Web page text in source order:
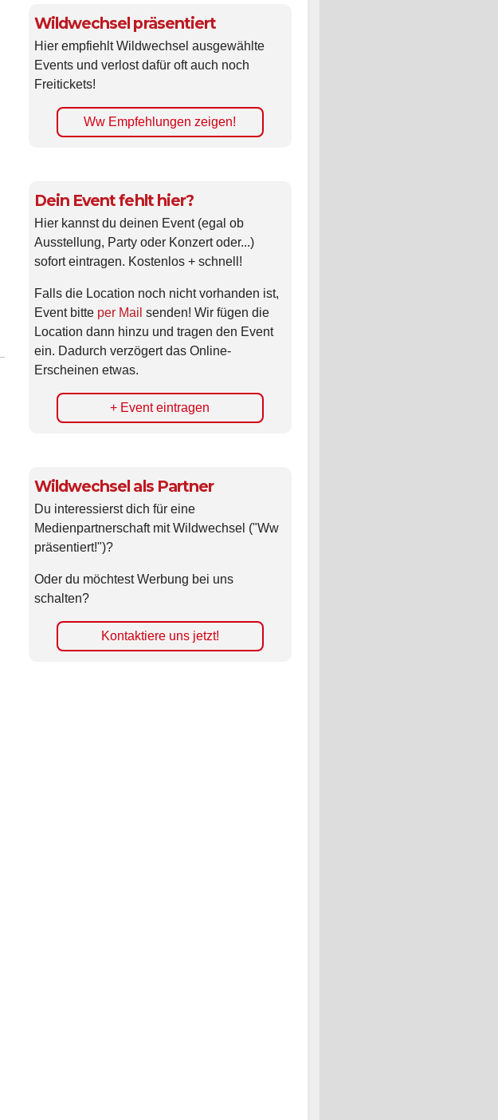
Wildwechsel präsentiert
Hier empfiehlt Wildwechsel ausgewählte
Events und verlost dafür oft auch noch
Freitickets!
Ww Empfehlungen zeigen!
Dein Event fehlt hier?
Hier kannst du deinen Event (egal ob
Ausstellung, Party oder Konzert oder...)
sofort eintragen. Kostenlos + schnell!
Falls die Location noch nicht vorhanden ist,
Event bitte per Mail senden! Wir fügen die
Location dann hinzu und tragen den Event
ein. Dadurch verzögert das Online-
Erscheinen etwas.
+ Event eintragen
Wildwechsel als Partner
Du interessierst dich für eine
Medienpartnerschaft mit Wildwechsel ("Ww
präsentiert!")?
Oder du möchtest Werbung bei uns
schalten?
Kontaktiere uns jetzt!